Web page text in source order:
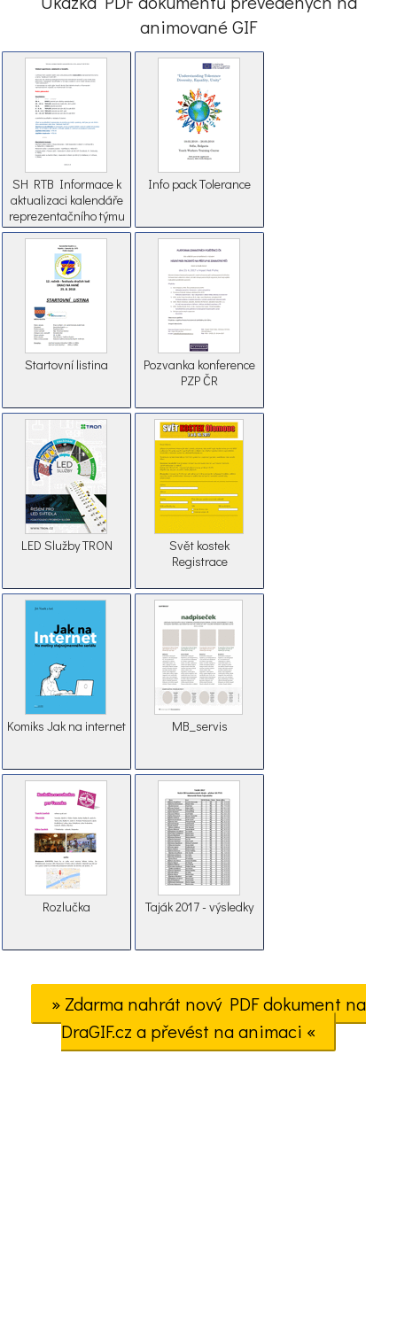
animované GIF
SH RTB Informace k
aktualizaci kalendáře
reprezentačního týmu
a týmu sledovaní hráči
SH 2018
Info pack Тolerance
Startovní listina
Pozvanka konference
PZP ČR
LED Služby TRON
Svět kostek
Registrace
Komiks Jak na internet MB_servis
Rozlučka Taják 2017 - výsledky
» Zdarma nahrát nový PDF dokument na
DraGIF.cz a převést na animaci «